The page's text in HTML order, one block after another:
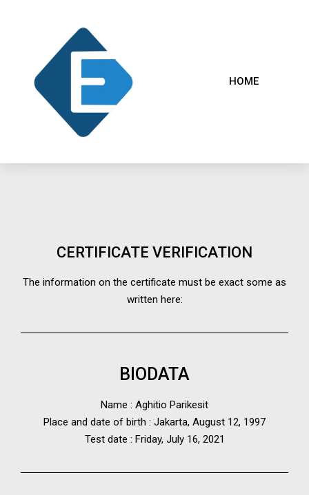
HOME
CERTIFICATE VERIFICATION
The information on the certificate must be exact some as
written here:
BIODATA
Name : Aghitio Parikesit
Place and date of birth : Jakarta, August 12, 1997
Test date : Friday, July 16, 2021